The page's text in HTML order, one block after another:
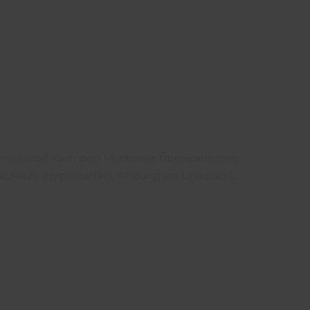
nach dem Montrealer Übereinkommen.
(Hygieneartikel, Kleidung) am Urlaubsort.